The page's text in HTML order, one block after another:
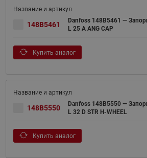
148B5461
Danfoss 148B5461 —
L 25 A ANG CAP
Купить аналог
148B5550
Danfoss 148B5550 —
L 32 D STR H-WHEEL
Купить аналог